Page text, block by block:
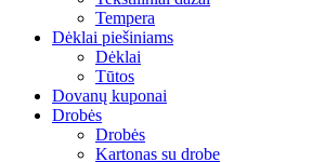
Tempera
Dėklai piešiniams
Dėklai
Tūtos
Dovanų kuponai
Drobės
Drobės
Kartonas su drobe